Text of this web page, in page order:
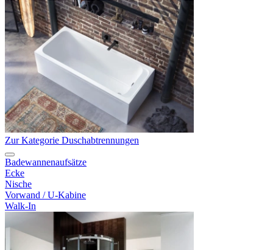
Zur Kategorie Duschabtrennungen
Badewannenaufsätze
Ecke
Nische
Vorwand / U-Kabine
Walk-In